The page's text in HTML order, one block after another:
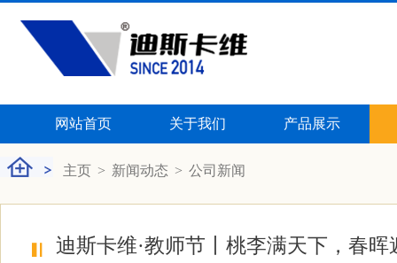
网站首页 关于我们 产品展示
主页 > 新闻动态 > 公司新闻
迪斯卡维·教师节丨桃李满天下，春晖